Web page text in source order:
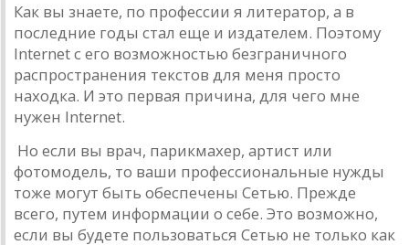
Как вы знаете, по профессии я литератор, а в
последние годы стал еще и издателем. Поэтому
Internet с его возможностью безграничного
распространения текстов для меня просто
находка. И это первая причина, для чего мне
нужен Internet.
Но если вы врач, парикмахер, артист или
фотомодель, то ваши профессиональные нужды
тоже могут быть обеспечены Сетью. Прежде
всего, путем информации о себе. Это возможно,
если вы будете пользоваться Сетью не только как